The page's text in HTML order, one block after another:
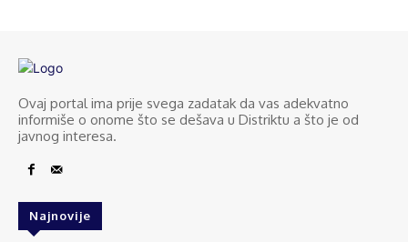
Ovaj portal ima prije svega zadatak da vas adekvatno
informiše o onome što se dešava u Distriktu a što je od
javnog interesa.
Najnovije